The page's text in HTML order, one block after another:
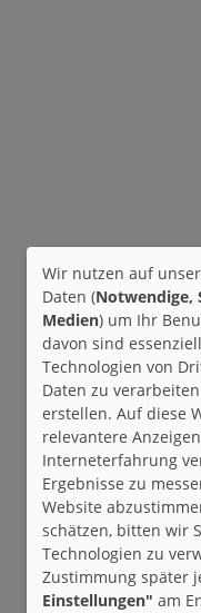
Wir nutzen auf
Daten (Notwendige,
Medien) um Ihr
davon sind
Technologien von
Daten zu
erstellen. Auf diese
relevantere
Interneterfahrung
Ergebnisse zu
Website
schätzen, bitten wir
Technologien zu
Zustimmung später
Einstellungen" am